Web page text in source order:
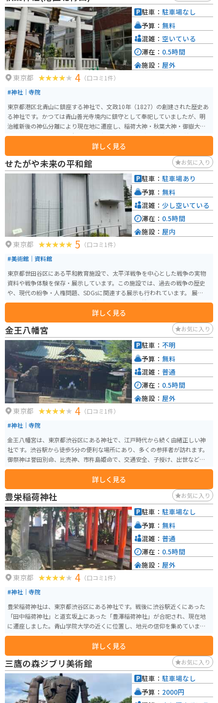
ため、サウナ好きにも好評です。清潔な施設内とフレンドリーなスタッフの
対応も高く評価されており、リラックスしたひと時を過ごすのに最適です。
東京都 4 （口コミ1件）
#神社｜寺院
東京都港区北青山に鎮座する神社で、文政10年（1827）の創建された歴史あ
る神社です。かつては青山善光寺境内に鎮守として奉祀していましたが、明
治維新後の神仏分離により現在地に遷座し、稲荷大神・秋葉大神・御嶽大神
を祭神とする表参道の一角に佇む神社です。 火防や商売繁盛のご利益がある
とされています。神社の特徴的な行事の一つに節分祭があり、「鬼は外、福
は内」の掛け声と共に豆まきが行われ、地域住民や観光客に親しまれていま
す。また、狛犬や鳥居、社殿などの伝統的な建築物も見どころの一つで、写
真撮影スポットとしても人気です。周囲には洒落たカフェやショップが立ち
並び、参拝の後に表参道エリアを散策するのもおすすめです。
詳しく見る
駐車： 駐車場なし
予算： 無料
混雑： 空いている
滞在： 0.5時間
施設： 屋外
せたがや未来の平和館 お気に入り
東京都 5 （口コミ1件）
#美術館｜資料館
東京都世田谷区にある平和教育施設で、太平洋戦争を中心とした戦争の実物
資料や戦争体験を保存・展示しています。この施設では、過去の戦争の歴史
や、現代の紛争・人権問題、SDGsに関連する展示も行われています。 展示を
通じて戦争の悲惨さを学び、平和の大切さを考える機会を得ることができま
す。毎週火曜日が休館日で、年末年始には特別休館があります。入館料は無料
で、企画展やイベントなども定期的に開催されています。戦時中の品々が展
示されているコーナーもあり、平和の尊さを改めて認識できるスポットで
す。
詳しく見る
駐車： 駐車場あり
予算： 無料
混雑： 少し空いている
滞在： 0.5時間
施設： 屋内
金王八幡宮 お気に入り
東京都 4 （口コミ1件）
#神社｜寺院
金王八幡宮は、東京都渋谷区にある神社で、江戸時代から続く由緒正しい神
社です。渋谷駅から徒歩5分の便利な場所にあり、多くの参拝者が訪れます。
御祭神は誉田別命、比売神、市杵島姫命で、交通安全、子授け、出世などの
ご利益があるとされています。見どころとしては、色鮮やかな朱塗りの社殿
や、豪華な彫刻が施された境内の建物があります。 特に江戸時代から続く伝
統行事「酉の市」や、例年9月に行われる「例大祭」は、多くの人々で賑わい
ます。境内には美しい庭園もあり、四季折々の自然を楽しむことができます。
また、金王八幡宮は「渋谷金王子」として知られ、渋谷の守り神として親し
まれています。神社の近くには渋谷ヒカリエや東急百貨店などの商業施設も
あり、観光やショッピングと合わせて訪れることができます。
詳しく見る
駐車： 不明
予算： 無料
混雑： 普通
滞在： 0.5時間
施設： 屋外
豊栄稲荷神社 お気に入り
東京都 4 （口コミ1件）
#神社｜寺院
豊栄稲荷神社は、東京都渋谷区にある神社です。戦後に渋谷駅近くにあった
「田中稲荷神社」と道玄坂上にあった「豊澤稲荷神社」が合祀され、現在地
に遷座しました。青山学院大学の近くに位置し、地元の信仰を集めていま
す。見どころは、千本鳥居と呼ばれる鳥居のトンネルです。参道には小さな鳥
居が連なり、独特の神聖な雰囲気を醸し出しています。 こじんまりとした境
内ながら、静かで落ち着いた空間が広がり、都会の喧騒を忘れさせてくれま
す。また、金王八幡宮の兼務社であり、金運や商売繁盛のご利益があるとさ
れています。渋谷駅から徒歩圏内というアクセスの良さも魅力で、観光の合
間に立ち寄るのに最適なスポットです。
詳しく見る
駐車： 駐車場なし
予算： 無料
混雑： 普通
滞在： 0.5時間
施設： 屋外
三鷹の森ジブリ美術館 お気に入り
駐車： 駐車場なし
予算： 2000円